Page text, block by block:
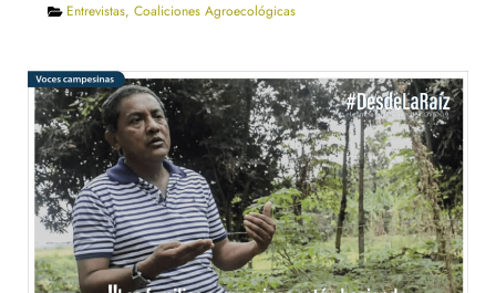
Entrevistas, Coaliciones Agroecológicas